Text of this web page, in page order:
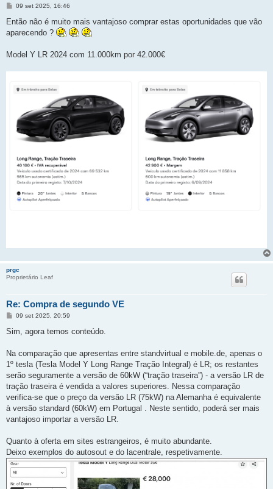
M
n
a
m
09 set 2025, 16:46
Então não é muito mais vantajoso comprar estas oportunidades que vão
aparecendo ?
Model Y LR 2024 com 11.000km por 42.000€
prgc
Proprietário Leaf
Re: Compra de segundo VE
M
n
g
m
09 set 2025, 20:59
Sim, agora temos conteúdo.
Na comparação que apresentas entre standvirtual e mobile.de, apenas o
1º tesla (Tesla Model Y Long Range Tração Integral) é LR; os restantes
serão seguramente a versão de 60kW (“tração traseira”) - a versão LR de
tração traseira é vendida a valores superiores. Nessa comparação
verifica-se que o preço da versão LR (75kW) na Alemanha é equivalente
à versão standard (60kW) em Portugal . Neste sentido, poderá ser mais
vantajoso importar a versão LR.
Quanto à oferta em sites estrangeiros, é muito abundante.
Deixo exemplos do autosout e do lacentrale, respetivamente.